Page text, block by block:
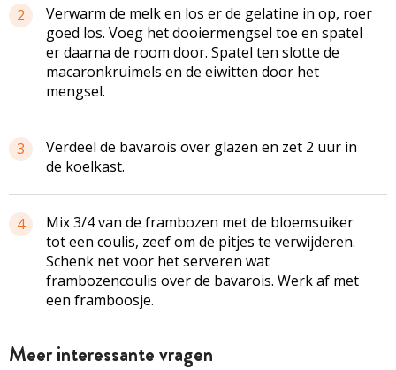
2
Verwarm de melk en los er de gelatine in op, roer
goed los. Voeg hetdooiermengsel toe en spatel
er daarna de room door. Spatel ten slotte de
macaronkruimels en de eiwitten door het
mengsel.
3
Verdeel de bavarois over glazen en zet 2 uur in
de koelkast.
4
Mix 3/4 van de frambozen met de bloemsuiker
tot een coulis, zeef om de pitjes te verwijderen.
Schenk net voor het serveren wat
frambozencoulis over de bavarois. Werk af met
een framboosje.
Meer interessante vragen